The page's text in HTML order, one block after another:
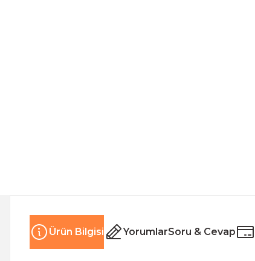
Ürün Bilgisi YorumlarSoru & Cevap